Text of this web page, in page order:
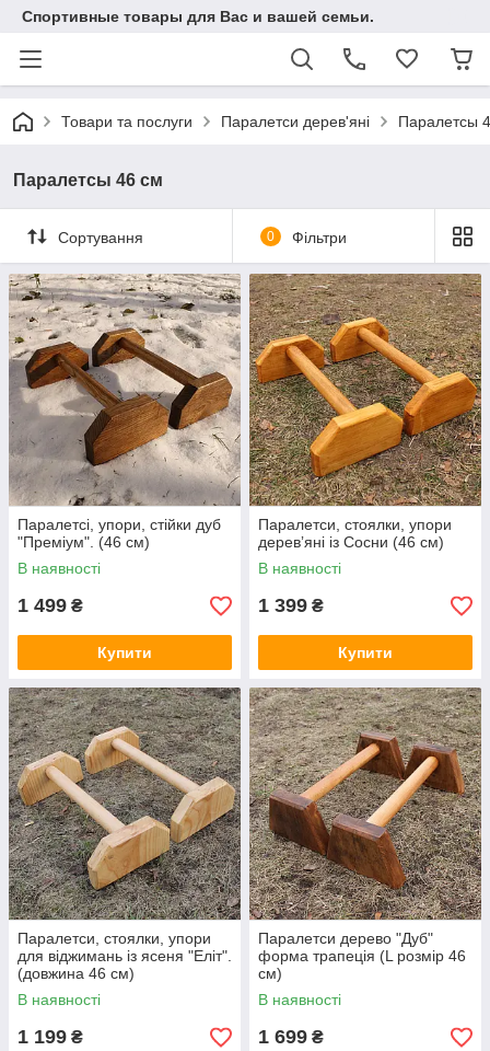
Спортивные товары для Вас и вашей семьи.
Товари та послуги Паралетси дерев'яні Паралетсы
Паралетсы 46 см
Сортування 0 Фільтри
Паралетсі, упори, стійки дуб
"Преміум". (46 см)
В наявності
1 499 ₴
Купити
Паралетси, стоялки, упори
деревʼяні із Сосни (46 см)
В наявності
1 399 ₴
Купити
Паралетси, стоялки, упори
для віджимань із ясеня "Еліт".
(довжина 46 см)
В наявності
1 199 ₴
Паралетси дерево "Дуб"
форма трапеція (L розмір 46
см)
В наявності
1 699 ₴